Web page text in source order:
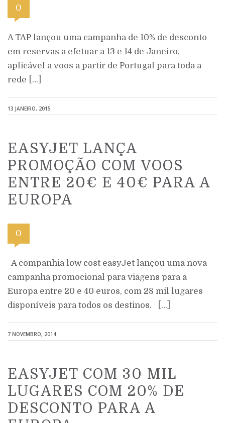
0
A TAP lançou uma campanha de 10% de desconto
em reservas a efetuar a 13 e 14 de Janeiro,
aplicável a voos a partir de Portugal para toda a
rede […]
13 JANEIRO, 2015
EASYJET LANÇA
PROMOÇÃO COM VOOS
ENTRE 20€ E 40€ PARA A
EUROPA
0
A companhia low cost easyJet lançou uma nova
campanha promocional para viagens para a
Europa entre 20 e 40 euros, com 28 mil lugares
disponíveis para todos os destinos. […]
7 NOVEMBRO, 2014
EASYJET COM 30 MIL
LUGARES COM 20% DE
DESCONTO PARA A